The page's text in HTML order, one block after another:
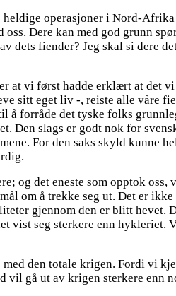
operasjoner i Nord-
Dere kan med god grunn
dets fiender? Jeg skal si
at vi først hadde erklært at det
sitt eget liv -, reiste alle våre
forråde det tyske folks
Den slags er godt nok for
For den saks skyld kunne
og det eneste som opptok
om å trekke seg ut. Det er
gjennom den er blitt
vist seg sterkere enn
den totale krigen. Fordi vi
gå ut av krigen sterkere enn